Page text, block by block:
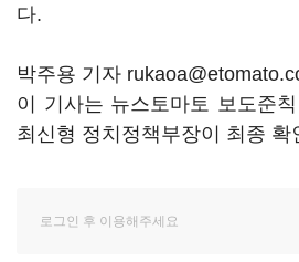
다.
박주용 기자
이 기사는 뉴스토마토 보도준
최신형 정치정책부장이 최종 확